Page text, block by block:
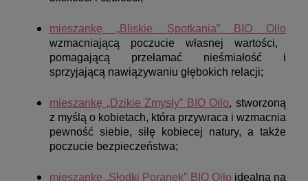
mieszankę „Bliskie Spotkania” BIO Oilo
wzmacniającą poczucie własnej wartości,
pomagającą przełamać nieśmiałość i
sprzyjającą nawiązywaniu głębokich relacji;
mieszankę „Dzikie Zmysły” BIO Oilo, stworzoną
z myślą o kobietach, która przywraca i wzmacnia
pewność siebie, siłę kobiecej natury, a także
poczucie bezpieczeństwa;
mieszankę „Słodki Poranek” BIO Oilo idealną na